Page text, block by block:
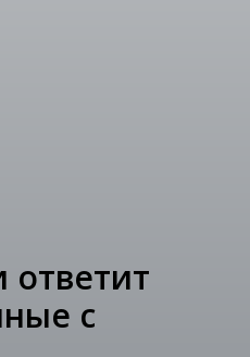
ответит
с